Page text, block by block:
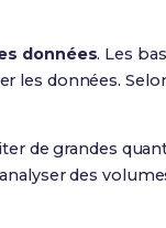
données. Les
données.
de grandes
des